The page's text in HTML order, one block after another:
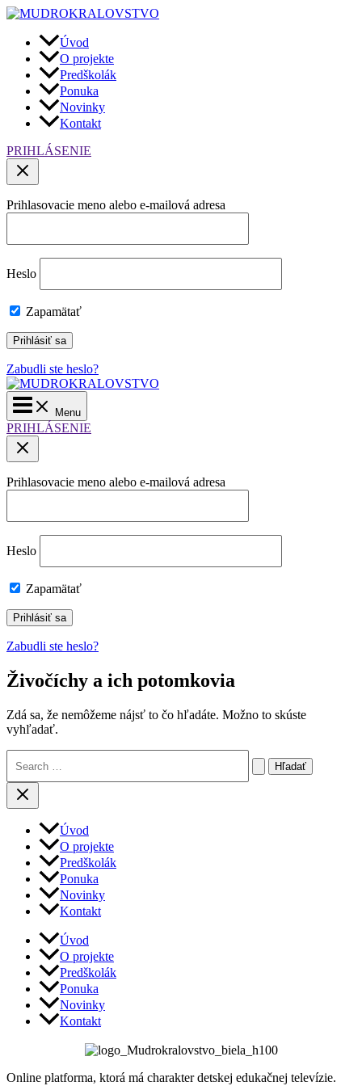
Preskočiť
obsah
Úvod
O projekte
Predškolák
Ponuka
Novinky
Kontakt
PRIHLÁSENIE
Prihlasovacie meno alebo e-mailová adresa
Heslo
Zapamätať
Zabudli ste heslo?
Main
Menu
Menu
PRIHLÁSENIE
Prihlasovacie meno alebo e-mailová adresa
Heslo
Zapamätať
Zabudli ste heslo?
Živočíchy a ich potomkovia
Zdá sa, že nemôžeme nájsť to čo hľadáte. Možno to skúste
vyhľadať.
Vyhľadať:
Úvod
O projekte
Predškolák
Ponuka
Novinky
Kontakt
Úvod
O projekte
Predškolák
Ponuka
Novinky
Kontakt
Online platforma, ktorá má charakter detskej edukačnej televízie.